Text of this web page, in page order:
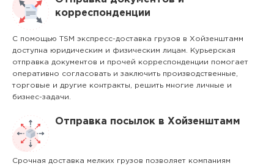
корреспонденции
С помощью TSM экспресс-доставка грузов в Хойзенштамм
доступна юридическим и физическим лицам. Курьерская
отправка документов и прочей корреспонденции помогает
оперативно согласовать и заключить производственные,
торговые и другие контракты, решить многие личные и
бизнес-задачи.
Отправка посылок в Хойзенштамм
Срочная доставка мелких грузов позволяет компаниям